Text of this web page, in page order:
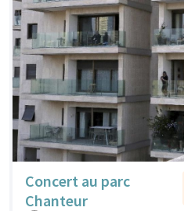
Concert au parc
Chanteur